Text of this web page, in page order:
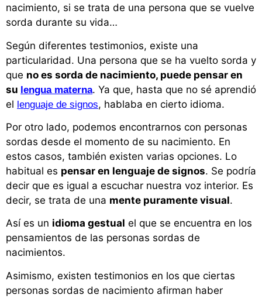
nacimiento, si se trata de una persona que se vuelve
sorda durante su vida…
Según diferentes testimonios, existe una
particularidad. Una persona que se ha vuelto sorda y
que no es sorda de nacimiento, puede pensar en
su lengua materna. Ya que, hasta que no sé aprendió
el lenguaje de signos, hablaba en cierto idioma.
Por otro lado, podemos encontrarnos con personas
sordas desde el momento de su nacimiento. En
estos casos, también existen varias opciones. Lo
habitual es pensar en lenguaje de signos. Se podría
decir que es igual a escuchar nuestra voz interior. Es
decir, se trata de una mente puramente visual.
Así es un idioma gestual el que se encuentra en los
pensamientos de las personas sordas de
nacimientos.
Asimismo, existen testimonios en los que ciertas
personas sordas de nacimiento afirman haber